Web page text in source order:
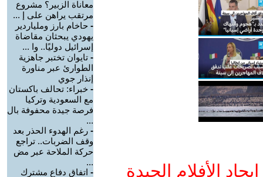
الأفلام الجيدة
معاناة الزبير؟ مشروع
مرتقب يراهن على إ ...
- حاخام بارز وملياردير
يهودي يبحثان مقاضاة
إسرائيل دوليًا.. وا ...
- تايوان تختبر جاهزية
الطوارئ عبر مناورة
إنذار جوي
- خبراء: تحالف باكستان
مع السعودية وتركيا
فرصة جيدة محفوفة بال
...
- رغم الهدوء الحذر بعد
وقف الضربات.. تراجع
حركة الملاحة عبر مض
...
- اتفاق دفاع مشترك